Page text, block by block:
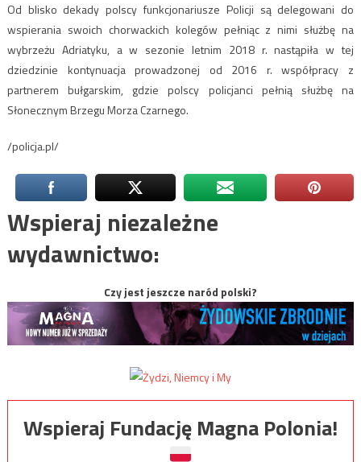
Od blisko dekady polscy funkcjonariusze Policji są delegowani do
wspierania swoich chorwackich kolegów pełniąc z nimi służbę na
wybrzeżu Adriatyku, a w sezonie letnim 2018 r. nastąpiła w tej
dziedzinie kontynuacja prowadzonej od 2016 r. współpracy z
partnerem bułgarskim, gdzie polscy policjanci pełnią służbę na
Słonecznym Brzegu Morza Czarnego.
/policja.pl/
Wspieraj niezależne
wydawnictwo:
Czy jest jeszcze naród polski?
Wspieraj Fundację Magna Polonia!